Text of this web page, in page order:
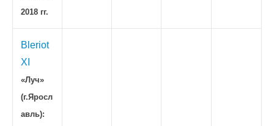
2018 гг.
Bleriot
XI
«Луч»
(г.Яросл
авль):